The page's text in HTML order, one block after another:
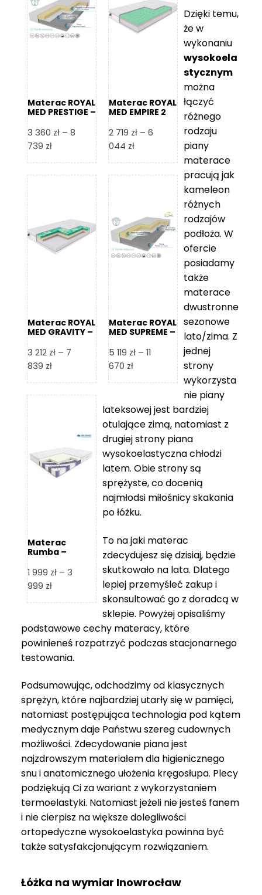
7
000 zł
8
865 zł
Materac ROYAL
MED PRESTIGE –
3 360 zł – 8
739 złZakres
od
8
739 zł
Materac ROYAL
MED EMPIRE 2
2 719 zł – 6
044 złZakres
od
6
044 zł
Materac ROYAL
MED GRAVITY –
3 212 zł – 7
839 złZakres
od
839 zł
Materac ROYAL
MED SUPREME –
5 119 zł – 11
670 złZakres
5
119 zł
do
670 zł
Materac
Rumba –
1 999 zł – 3
999 złZakres
1
999 zł
do
Dzięki temu,
że w
wykonaniu
wysokoela
stycznym
można
łączyć
różnego
rodzaju
piany
materace
pracują jak
kameleon
różnych
rodzajów
podłoża. W
ofercie
posiadamy
także
materace
dwustronne
sezonowe
lato/zima. Z
jednej
strony
wykorzysta
nie piany
lateksowej jest bardziej
otulające zimą, natomiast z
drugiej strony piana
wysokoelastyczna chłodzi
latem. Obie strony są
sprężyste, co docenią
najmłodsi miłośnicy skakania
po łóżku.
To na jaki materac
zdecydujesz się dzisiaj, będzie
skutkowało na lata. Dlatego
lepiej przemyśleć zakup i
skonsultować go z doradcą w
sklepie. Powyżej opisaliśmy
podstawowe cechy materacy, które
powinieneś rozpatrzyć podczas stacjonarnego
testowania.
Podsumowując, odchodzimy od klasycznych
sprężyn, które najbardziej utarły się w pamięci,
natomiast postępująca technologia pod kątem
medycznym daje Państwu szereg cudownych
możliwości. Zdecydowanie piana jest
najzdrowszym materiałem dla higienicznego
snu i anatomicznego ułożenia kręgosłupa. Plecy
podziękują Ci za wariant z wykorzystaniem
termoelastyki. Natomiast jeżeli nie jesteś fanem
i nie cierpisz na większe dolegliwości
ortopedyczne wysokoelastyka powinna być
także satysfakcjonującym rozwiązaniem.
Łóżka na wymiar Inowrocław